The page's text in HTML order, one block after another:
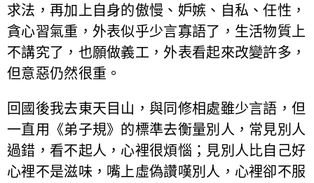
求法，再加上自身的傲慢、妒嫉、自私、任性，
貪心習氣重，外表似乎少言寡語了，生活物質上
不講究了，也願做義工，外表看起來改變許多，
但意惡仍然很重。
回國後我去東天目山，與同修相處雖少言語，但
一直用《弟子規》的標準去衡量別人，常見別人
過錯，看不起人，心裡很煩惱；見別人比自己好
心裡不是滋味，嘴上虛偽讚嘆別人，心裡卻不服